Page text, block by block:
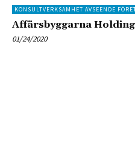
KONSULTVERKSAMHET AVSEENDE
Affärsbyggarna Holding
01/24/2020